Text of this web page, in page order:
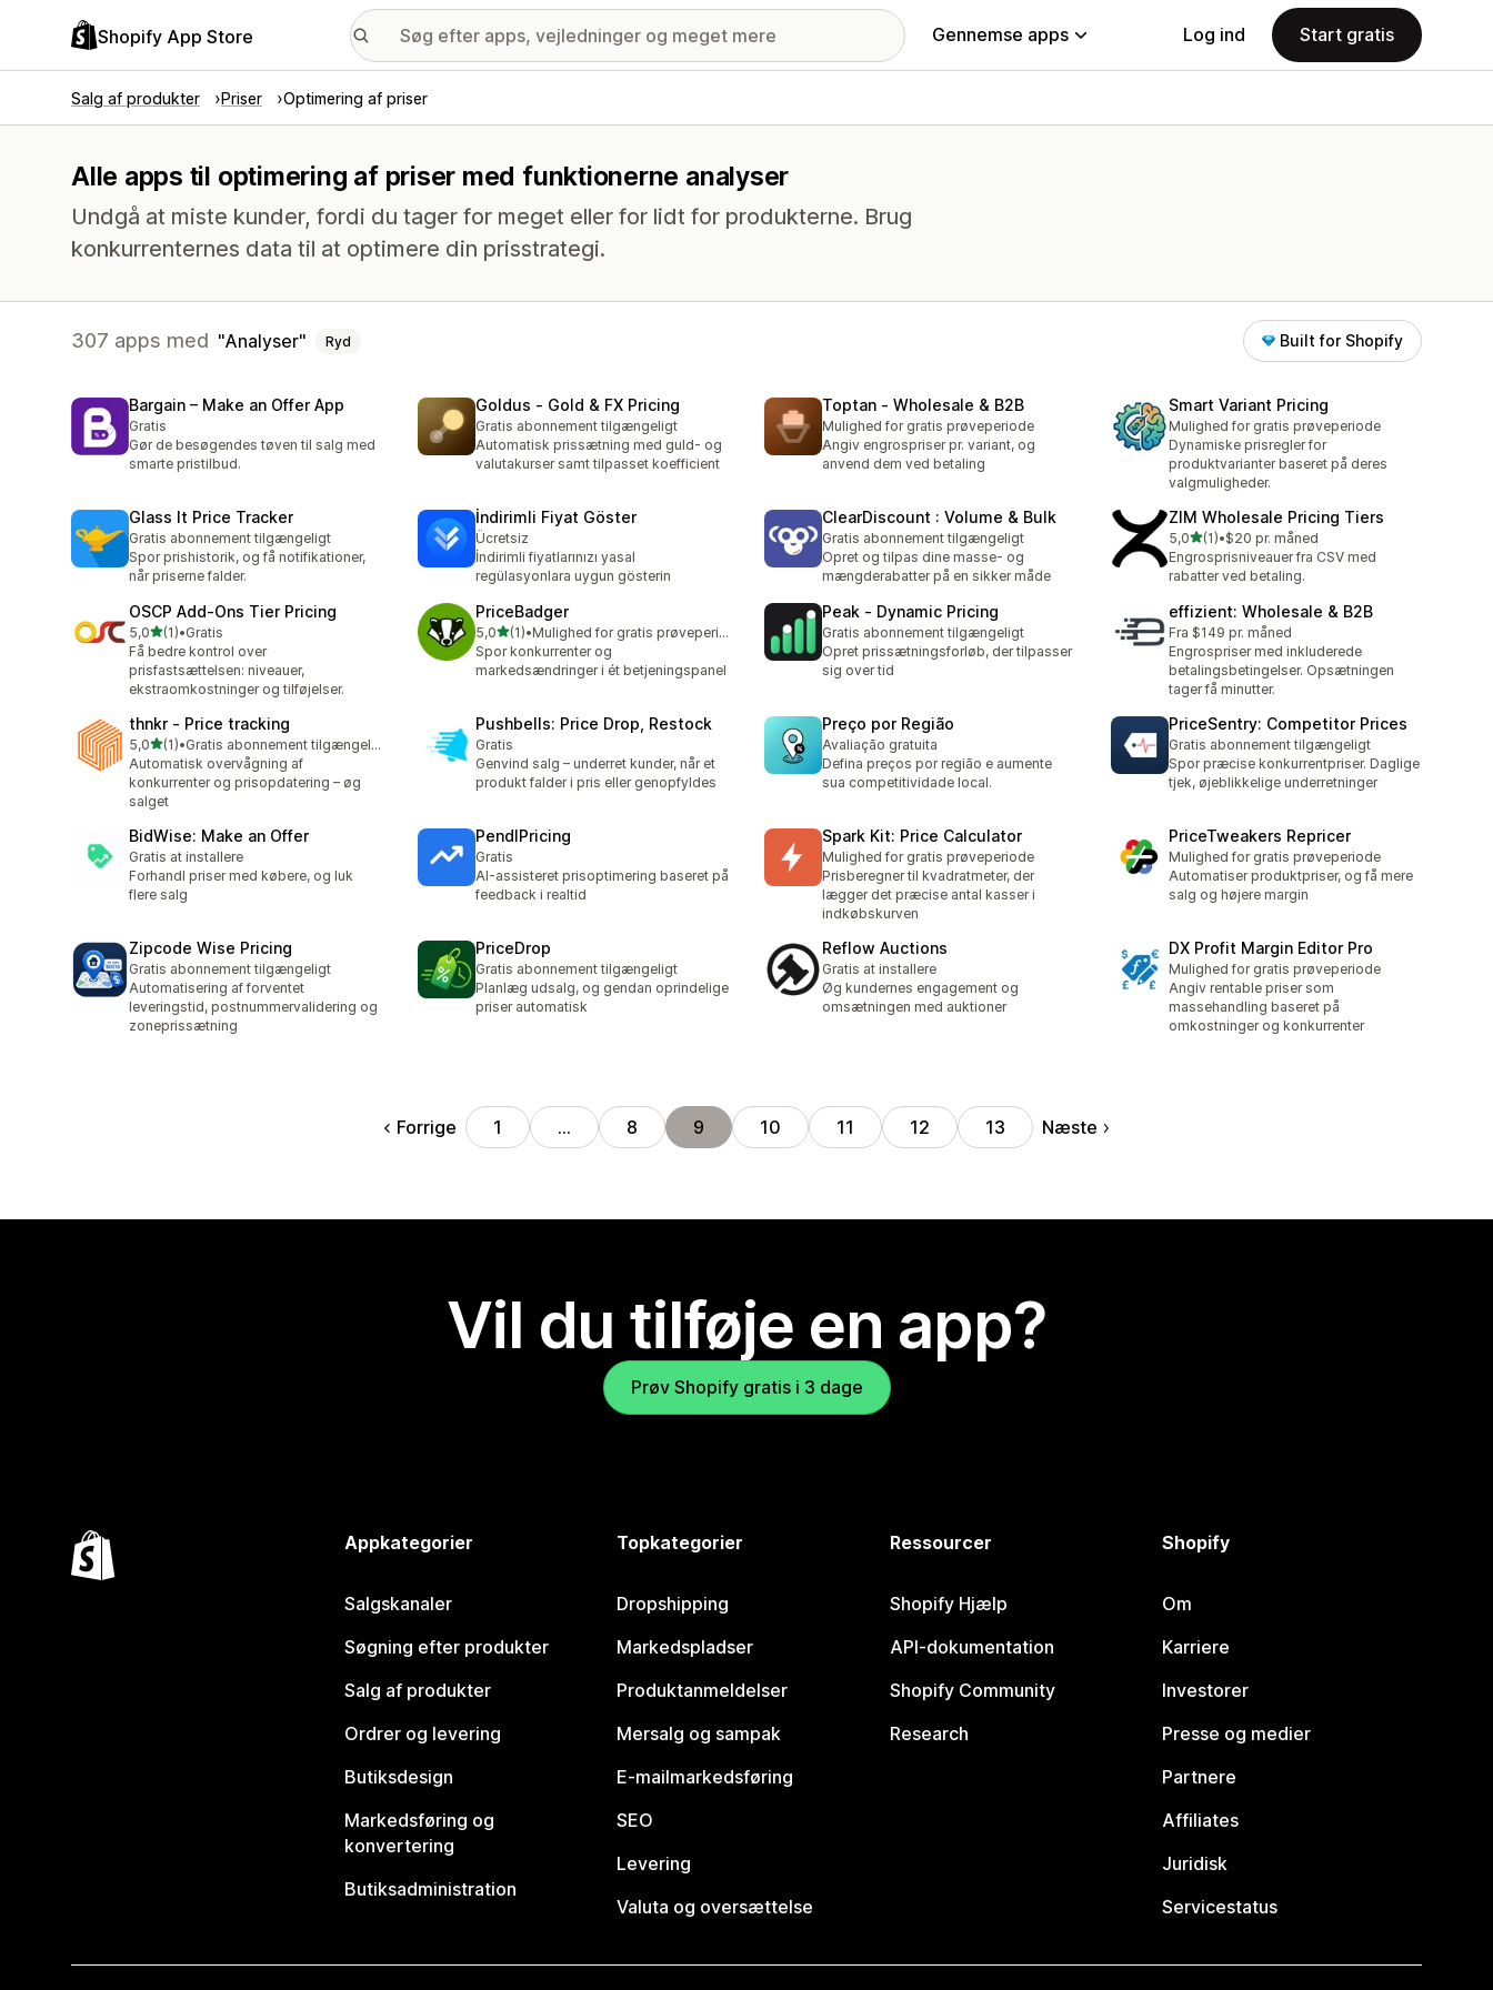
Shopify App Store Gennemse apps Log ind Start gratis
Salg af produkter Priser Optimering af priser
Alle apps til optimering af priser med funktionerne analyser
Undgå at miste kunder, fordi du tager for meget eller for lidt for produkterne. Brug
konkurrenternes data til at optimere din prisstrategi.
307 apps med Analyser Ryd Built for Shopify
Bargain – Make an Offer App
Gratis
Gør de besøgendes tøven til salg med
smarte pristilbud.
Goldus ‑ Gold & FX Pricing
Gratis abonnement tilgængeligt
Automatisk prissætning med guld- og
valutakurser samt tilpasset koefficient
Toptan ‑ Wholesale & B2B
Mulighed for gratis prøveperiode
Angiv engrospriser pr. variant, og
anvend dem ved betaling
Smart Variant Pricing
Mulighed for gratis prøveperiode
Dynamiske prisregler for
produktvarianter baseret på deres
valgmuligheder.
Glass It Price Tracker
Gratis abonnement tilgængeligt
Spor prishistorik, og få notifikationer,
når priserne falder.
İndirimli Fiyat Göster
Ücretsiz
İndirimli fiyatlarınızı yasal
regülasyonlara uygun gösterin
ClearDiscount : Volume & Bulk
Gratis abonnement tilgængeligt
Opret og tilpas dine masse- og
mængderabatter på en sikker måde
ZIM Wholesale Pricing Tiers
5,0ud af 5 stjerner
(1)
1 anmeldelser i alt
•$20 pr. måned
Engrosprisniveauer fra CSV med
rabatter ved betaling.
OSCP Add‑Ons Tier Pricing
5,0ud af 5 stjerner
(1)
1 anmeldelser i alt
•Gratis
Få bedre kontrol over
prisfastsættelsen: niveauer,
ekstraomkostninger og tilføjelser.
PriceBadger
5,0ud af 5 stjerner
(1)
1 anmeldelser i alt
•
Mulighed for gratis prøveperiode
Spor konkurrenter og
markedsændringer i ét betjeningspanel
Peak ‑ Dynamic Pricing
Gratis abonnement tilgængeligt
Opret prissætningsforløb, der tilpasser
sig over tid
effizient: Wholesale & B2B
Fra $149 pr. måned
Engrospriser med inkluderede
betalingsbetingelser. Opsætningen
tager få minutter.
thnkr ‑ Price tracking
5,0ud af 5 stjerner
(1)
1 anmeldelser i alt
•
Gratis abonnement tilgængeligt
Automatisk overvågning af
konkurrenter og prisopdatering – øg
salget
Pushbells: Price Drop, Restock
Gratis
Genvind salg – underret kunder, når et
produkt falder i pris eller genopfyldes
Preço por Região
Avaliação gratuita
Defina preços por região e aumente
sua competitividade local.
PriceSentry: Competitor Prices
Gratis abonnement tilgængeligt
Spor præcise konkurrentpriser. Daglige
tjek, øjeblikkelige underretninger
BidWise: Make an Offer
Gratis at installere
Forhandl priser med købere, og luk
flere salg
PendlPricing
Gratis
AI-assisteret prisoptimering baseret på
feedback i realtid
Spark Kit: Price Calculator
Mulighed for gratis prøveperiode
Prisberegner til kvadratmeter, der
lægger det præcise antal kasser i
indkøbskurven
PriceTweakers Repricer
Mulighed for gratis prøveperiode
Automatiser produktpriser, og få mere
salg og højere margin
Zipcode Wise Pricing
Gratis abonnement tilgængeligt
Automatisering af forventet
leveringstid, postnummervalidering og
zoneprissætning
PriceDrop
Gratis abonnement tilgængeligt
Planlæg udsalg, og gendan oprindelige
priser automatisk
Reflow Auctions
Gratis at installere
Øg kundernes engagement og
omsætningen med auktioner
DX Profit Margin Editor Pro
Mulighed for gratis prøveperiode
Angiv rentable priser som
massehandling baseret på
omkostninger og konkurrenter
Forrige 1 … 8 9 10 11 12 13 Næste
Vil du tilføje en app?
Prøv Shopify gratis i 3 dage
Appkategorier
Salgskanaler
Søgning efter produkter
Salg af produkter
Ordrer og levering
Butiksdesign
Markedsføring og
konvertering
Butiksadministration
Topkategorier
Dropshipping
Markedspladser
Produktanmeldelser
Mersalg og sampak
E-mailmarkedsføring
SEO
Levering
Valuta og oversættelse
Ressourcer
Shopify Hjælp
API-dokumentation
Shopify Community
Research
Shopify
Om
Karriere
Investorer
Presse og medier
Partnere
Affiliates
Juridisk
Servicestatus